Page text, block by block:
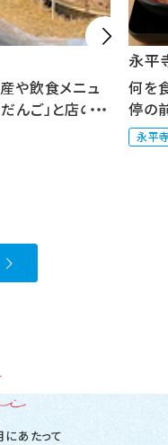
や飲食メニュ
んご」と店の裏
永平
何を
停の
修...
永平

にあたって